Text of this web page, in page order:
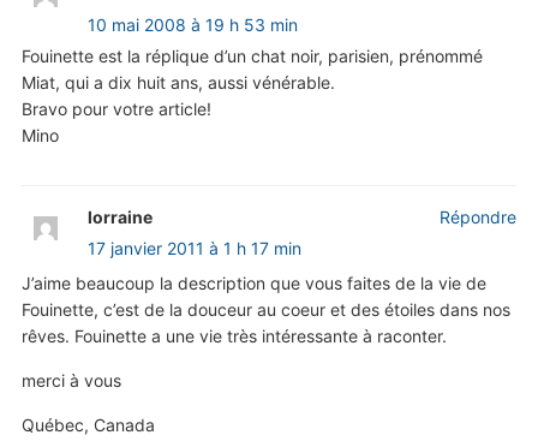
10 mai 2008 à 19 h 53 min
Fouinette est la réplique d’un chat noir, parisien, prénommé
Miat, qui a dix huit ans, aussi vénérable.
Bravo pour votre article!
Mino
lorraine
17 janvier 2011 à 1 h 17 min
J’aime beaucoup la description que vous faites de la vie de
Fouinette, c’est de la douceur au coeur et des étoiles dans nos
rêves. Fouinette a une vie très intéressante à raconter.
merci à vous
Québec, Canada
Répondre